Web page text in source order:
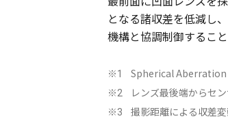
となる諸収差を低減し
機構と協調制御するこ
※1 Spherical Aberration
※2 レンズ最後端からセ
※3 撮影距離による収差